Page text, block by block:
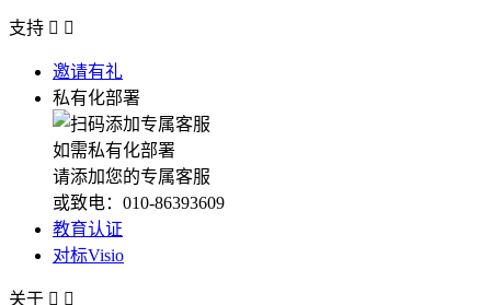
支持  
邀请有礼
私有化部署
如需私有化部署
请添加您的专属客服
或致电：010-86393609
教育认证
对标Visio
关于  